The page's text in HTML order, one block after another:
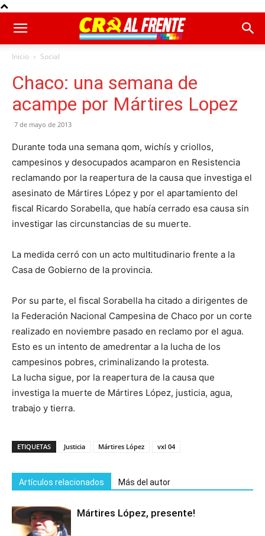
Inicio Social
Chaco: una semana de
acampe por Mártires Lopez
7 de mayo de 2013
Durante toda una semana qom, wichís y criollos,
campesinos y desocupados acamparon en Resistencia
reclamando por la reapertura de la causa que investiga el
asesinato de Mártires López y por el apartamiento del
fiscal Ricardo Sorabella, que había cerrado esa causa sin
investigar las circunstancias de su muerte.
La medida cerró con un acto multitudinario frente a la
Casa de Gobierno de la provincia.
Por su parte, el fiscal Sorabella ha citado a dirigentes de
la Federación Nacional Campesina de Chaco por un corte
realizado en noviembre pasado en reclamo por el agua.
Esto es un intento de amedrentar a la lucha de los
campesinos pobres, criminalizando la protesta.
La lucha sigue, por la reapertura de la causa que
investiga la muerte de Mártires López, justicia, agua,
trabajo y tierra.
ETIQUETAS Justicia Mártires López vxl 04
Artículos relacionados Más del autor
Mártires López, presente!